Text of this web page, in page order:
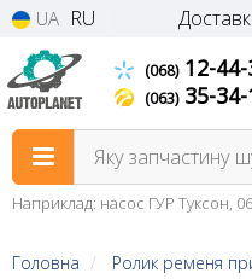
UA RU
(068)12-44-
(063)35-34-
Яку запчастину
Наприклад: насос ГУР Туксон,
Головна Ролик ременя